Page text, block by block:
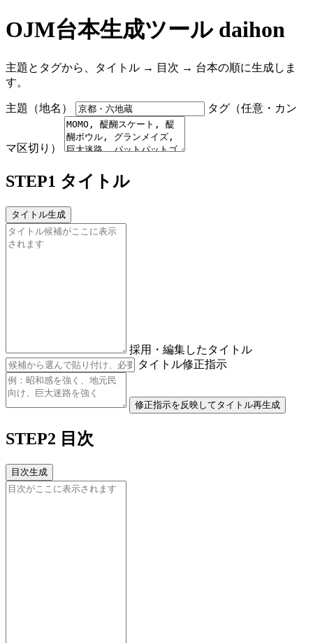
OJM台本生成ツール daihon
主題とタグから、タイトル → 目次 → 台本の順に生成しま
す。
主題（地名） タグ（任意・カン
マ区切り）
STEP1 タイトル
タイトル生成
採用・編集したタイトル
タイトル修正指示
修正指示を反映してタイトル再生成
STEP2 目次
目次生成